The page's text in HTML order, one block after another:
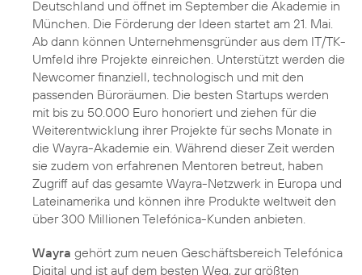
Deutschland und öffnet im September die Akademie in
München. Die Förderung der Ideen startet am 21. Mai.
Ab dann können Unternehmensgründer aus dem IT/TK-
Umfeld ihre Projekte einreichen. Unterstützt werden die
Newcomer finanziell, technologisch und mit den
passenden Büroräumen. Die besten Startups werden
mit bis zu 50.000 Euro honoriert und ziehen für die
Weiterentwicklung ihrer Projekte für sechs Monate in
die Wayra-Akademie ein. Während dieser Zeit werden
sie zudem von erfahrenen Mentoren betreut, haben
Zugriff auf das gesamte Wayra-Netzwerk in Europa und
Lateinamerika und können ihre Produkte weltweit den
über 300 Millionen Telefónica-Kunden anbieten.
Wayra gehört zum neuen Geschäftsbereich Telefónica
Digital und ist auf dem besten Weg, zur größten